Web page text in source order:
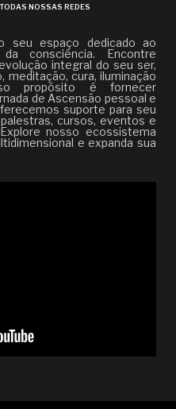
NOSSAS REDES
seu espaço dedicado ao
consciência. Encontre
integral do seu ser,
meditação, cura, iluminação
propósito é fornecer
de Ascensão pessoal e
suporte para seu
cursos, eventos e
nosso ecossistema
e expanda sua